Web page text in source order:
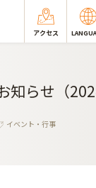
アクセス
知らせ（
イベント・行事